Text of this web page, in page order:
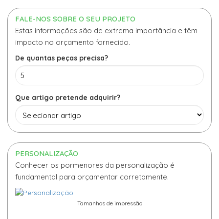
FALE-NOS SOBRE O SEU PROJETO
Estas informações são de extrema importância e têm
impacto no orçamento fornecido.
De quantas peças precisa?
Que artigo pretende adquirir?
PERSONALIZAÇÃO
Conhecer os pormenores da personalização é
fundamental para orçamentar corretamente.
Tamanhos de impressão